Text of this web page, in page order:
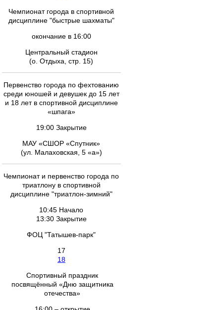
Чемпионат города в спортивной
дисциплине "быстрые шахматы"
окончание в 16:00
Центральный стадион
(о. Отдыха, стр. 15)
Первенство города по фехтованию
среди юношей и девушек до 15 лет
и 18 лет в спортивной дисциплине
«шпага»
19:00 Закрытие
МАУ «СШОР «Спутник»
(ул. Малаховская, 5 «а»)
Чемпионат и первенство города по
триатлону в спортивной
дисциплине "триатлон-зимний"
10:45 Начало
13:30 Закрытие
ФОЦ "Татышев-парк"
17
18
Спортивный праздник
посвящённый «Дню защитника
отечества»